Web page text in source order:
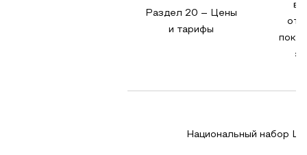
Раздел 20 – Цены
и тарифы
Национальный набор